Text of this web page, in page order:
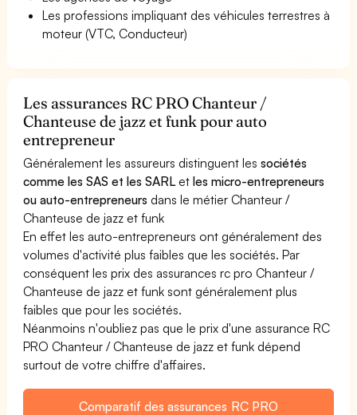
Les professions impliquant des véhicules terrestres à
moteur (VTC, Conducteur)
Les assurances RC PRO Chanteur /
Chanteuse de jazz et funk pour auto
entrepreneur
Généralement les assureurs distinguent lessociétés
comme les SAS et les SARL etles micro-entrepreneurs
ou auto-entrepreneurs dans le métier Chanteur /
Chanteuse de jazz et funk
En effet les auto-entrepreneurs ont généralement des
volumes d'activité plus faibles que les sociétés. Par
conséquent les prix des assurances rc pro Chanteur /
Chanteuse de jazz et funk sont généralement plus
faibles que pour les sociétés.
Néanmoins n'oubliez pas que le prix d'une assurance RC
PRO Chanteur / Chanteuse de jazz et funk dépend
surtout de votre chiffre d'affaires.
Comparatif des assurances RC PRO